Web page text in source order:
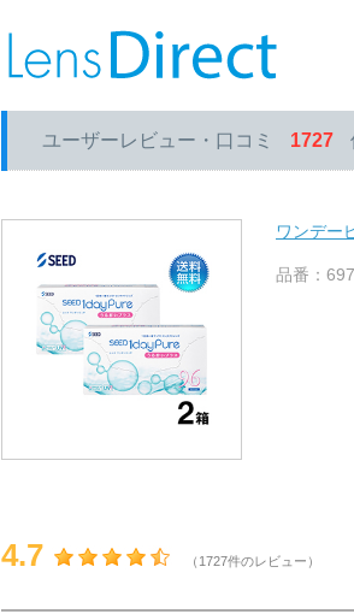
ユーザーレビュー・口コミ 1727
ワンデー
品番：
4.7 （1727件のレビュー）